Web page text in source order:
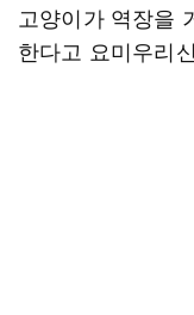
고양이가 역장을
한다고 요미우리